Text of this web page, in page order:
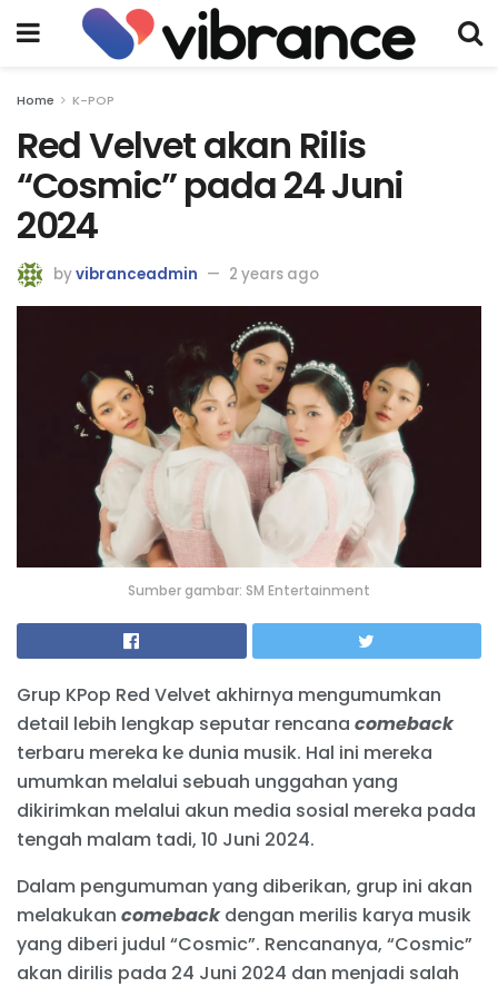
Home K-POP
Red Velvet akan Rilis
“Cosmic” pada 24 Juni
2024
byvibranceadmin 2 years ago
Sumber gambar: SM Entertainment
Grup KPop Red Velvet akhirnya mengumumkan
detail lebih lengkap seputar rencana comeback
terbaru mereka ke dunia musik. Hal ini mereka
umumkan melalui sebuah unggahan yang
dikirimkan melalui akun media sosial mereka pada
tengah malam tadi, 10 Juni 2024.
Dalam pengumuman yang diberikan, grup ini akan
melakukan comebackdengan merilis karya musik
yang diberi judul “Cosmic”. Rencananya, “Cosmic”
akan dirilis pada 24 Juni 2024 dan menjadi salah